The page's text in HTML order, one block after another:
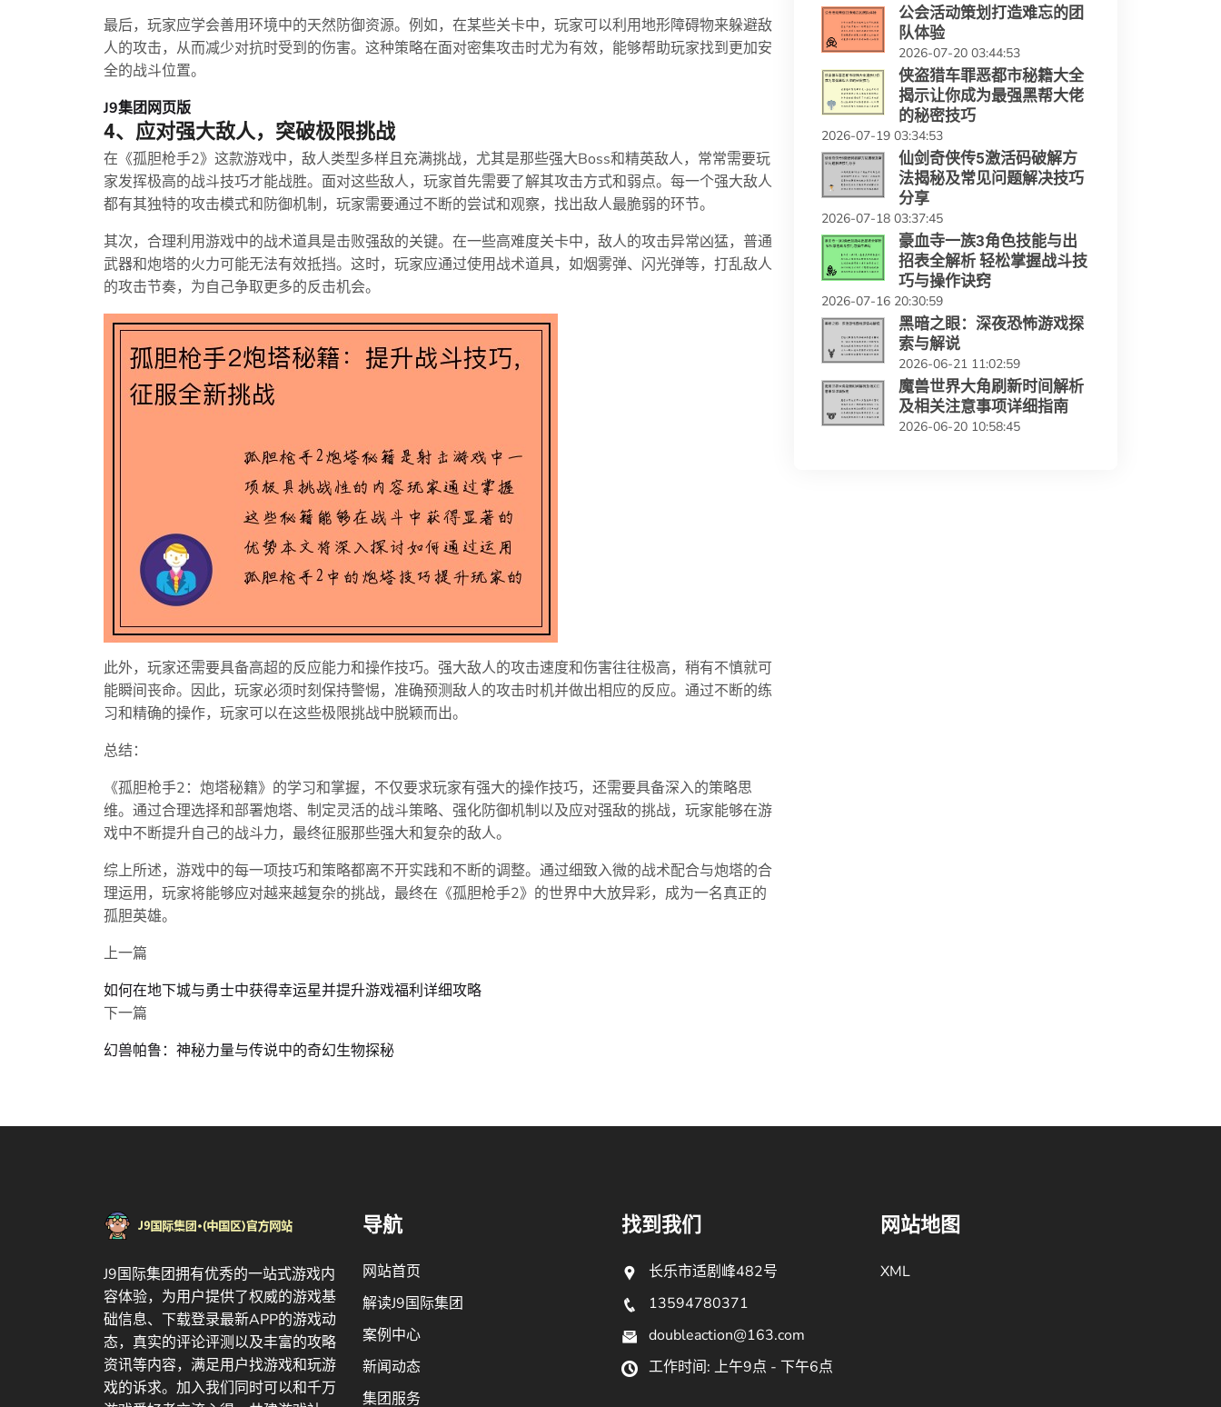
最后，玩家应学会善用环境中的天然防御资源。例如，在某些关卡中，玩家可以利用地形障碍物来躲避敌
人的攻击，从而减少对抗时受到的伤害。这种策略在面对密集攻击时尤为有效，能够帮助玩家找到更加安
全的战斗位置。
J9集团网页版
4、应对强大敌人，突破极限挑战
在《孤胆枪手2》这款游戏中，敌人类型多样且充满挑战，尤其是那些强大Boss和精英敌人，常常需要玩
家发挥极高的战斗技巧才能战胜。面对这些敌人，玩家首先需要了解其攻击方式和弱点。每一个强大敌人
都有其独特的攻击模式和防御机制，玩家需要通过不断的尝试和观察，找出敌人最脆弱的环节。
其次，合理利用游戏中的战术道具是击败强敌的关键。在一些高难度关卡中，敌人的攻击异常凶猛，普通
武器和炮塔的火力可能无法有效抵挡。这时，玩家应通过使用战术道具，如烟雾弹、闪光弹等，打乱敌人
的攻击节奏，为自己争取更多的反击机会。
此外，玩家还需要具备高超的反应能力和操作技巧。强大敌人的攻击速度和伤害往往极高，稍有不慎就可
能瞬间丧命。因此，玩家必须时刻保持警惕，准确预测敌人的攻击时机并做出相应的反应。通过不断的练
习和精确的操作，玩家可以在这些极限挑战中脱颖而出。
总结：
《孤胆枪手2：炮塔秘籍》的学习和掌握，不仅要求玩家有强大的操作技巧，还需要具备深入的策略思
维。通过合理选择和部署炮塔、制定灵活的战斗策略、强化防御机制以及应对强敌的挑战，玩家能够在游
戏中不断提升自己的战斗力，最终征服那些强大和复杂的敌人。
综上所述，游戏中的每一项技巧和策略都离不开实践和不断的调整。通过细致入微的战术配合与炮塔的合
理运用，玩家将能够应对越来越复杂的挑战，最终在《孤胆枪手2》的世界中大放异彩，成为一名真正的
孤胆英雄。
上一篇
如何在地下城与勇士中获得幸运星并提升游戏福利详细攻略
下一篇
幻兽帕鲁：神秘力量与传说中的奇幻生物探秘
公会活动策划打造难忘的团
队体验
2026-07-20 03:44:53
侠盗猎车罪恶都市秘籍大全
揭示让你成为最强黑帮大佬
的秘密技巧
2026-07-19 03:34:53
仙剑奇侠传5激活码破解方
法揭秘及常见问题解决技巧
分享
2026-07-18 03:37:45
豪血寺一族3角色技能与出
招表全解析 轻松掌握战斗技
巧与操作诀窍
2026-07-16 20:30:59
黑暗之眼：深夜恐怖游戏探
索与解说
2026-06-21 11:02:59
魔兽世界大角刷新时间解析
及相关注意事项详细指南
2026-06-20 10:58:45
J9国际集团拥有优秀的一站式游戏内
容体验，为用户提供了权威的游戏基
础信息、下载登录最新APP的游戏动
态，真实的评论评测以及丰富的攻略
资讯等内容，满足用户找游戏和玩游
戏的诉求。加入我们同时可以和千万
导航
网站首页
解读J9国际集团
案例中心
新闻动态
集团服务
找到我们
长乐市适剧峰482号
13594780371
doubleaction@163.com
工作时间: 上午9点 - 下午6点
网站地图
XML